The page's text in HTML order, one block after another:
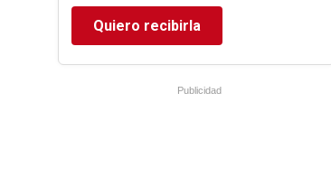
Quiero recibirla
Publicidad